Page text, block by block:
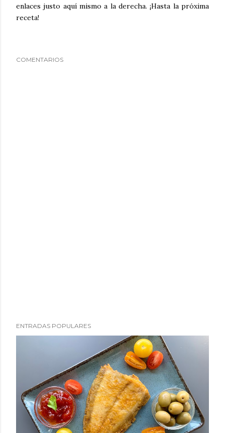
enlaces justo aquí mismo a la derecha. ¡Hasta la próxima
receta!
COMENTARIOS
ENTRADAS POPULARES